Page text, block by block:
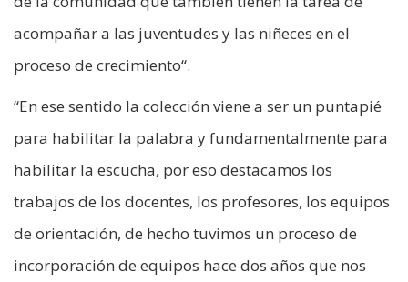
acompañar a las juventudes y las niñeces en el
proceso de crecimiento“.
“En ese sentido la colección viene a ser un puntapié
para habilitar la palabra y fundamentalmente para
habilitar la escucha, por eso destacamos los
trabajos de los docentes, los profesores, los equipos
de orientación, de hecho tuvimos un proceso de
incorporación de equipos hace dos años que nos